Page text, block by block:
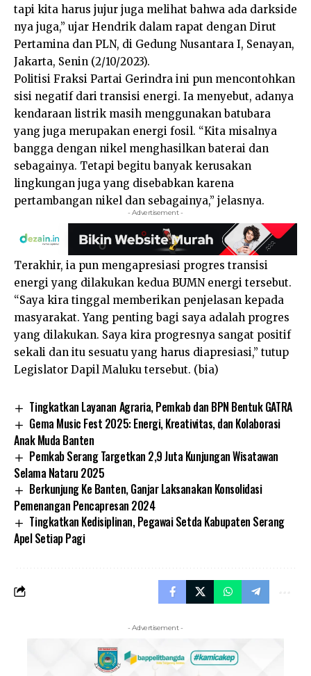
tapi kita harus jujur juga melihat bahwa ada darkside
nya juga,” ujar Hendrik dalam rapat dengan Dirut
Pertamina dan PLN, di Gedung Nusantara I, Senayan,
Jakarta, Senin (2/10/2023).
Politisi Fraksi Partai Gerindra ini pun mencontohkan
sisi negatif dari transisi energi. Ia menyebut, adanya
kendaraan listrik masih menggunakan batubara
yang juga merupakan energi fosil. “Kita misalnya
bangga dengan nikel menghasilkan baterai dan
sebagainya. Tetapi begitu banyak kerusakan
lingkungan juga yang disebabkan karena
pertambangan nikel dan sebagainya,” jelasnya.
- Advertisement -
Terakhir, ia pun mengapresiasi progres transisi
energi yang dilakukan kedua BUMN energi tersebut.
“Saya kira tinggal memberikan penjelasan kepada
masyarakat. Yang penting bagi saya adalah progres
yang dilakukan. Saya kira progresnya sangat positif
sekali dan itu sesuatu yang harus diapresiasi,” tutup
Legislator Dapil Maluku tersebut. (bia)
Tingkatkan Layanan Agraria, Pemkab dan BPN Bentuk GATRA
Gema Music Fest 2025: Energi, Kreativitas, dan Kolaborasi
Anak Muda Banten
Pemkab Serang Targetkan 2,9 Juta Kunjungan Wisatawan
Selama Nataru 2025
Berkunjung Ke Banten, Ganjar Laksanakan Konsolidasi
Pemenangan Pencapresan 2024
Tingkatkan Kedisiplinan, Pegawai Setda Kabupaten Serang
Apel Setiap Pagi
- Advertisement -